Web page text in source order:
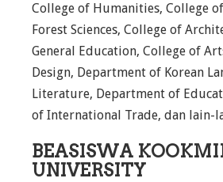
College of Humanities, College
Forest Sciences, College of
General Education, College of
Design, Department of Korean
Literature, Department of
of International Trade, dan lain-
BEASISWA
UNIVERSITY